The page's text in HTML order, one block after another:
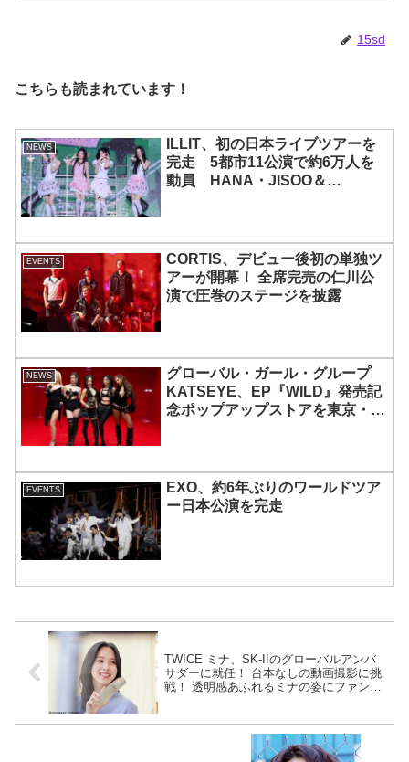
15sd
こちらも読まれています！
NEWS
ILLIT、初の日本ライブツアーを
完走 5都市11公演で約6万人を
動員 HANA・JISOO＆
EVENTS
CORTIS、デビュー後初の単独ツ
アーが開幕！ 全席完売の仁川公
演で圧巻のステージを披露
NEWS
グローバル・ガール・グループ
KATSEYE、EP『WILD』発売記
念ポップアップストアを東京・原
EVENTS
EXO、約6年ぶりのワールドツア
ー日本公演を完走
TWICE ミナ、SK-IIのグローバルアンバ
サダーに就任！ 台本なしの動画撮影に挑
戦！ 透明感あふれるミナの姿にファン悶